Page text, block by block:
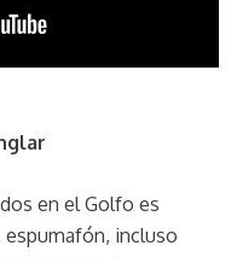
en el Golfo es
incluso